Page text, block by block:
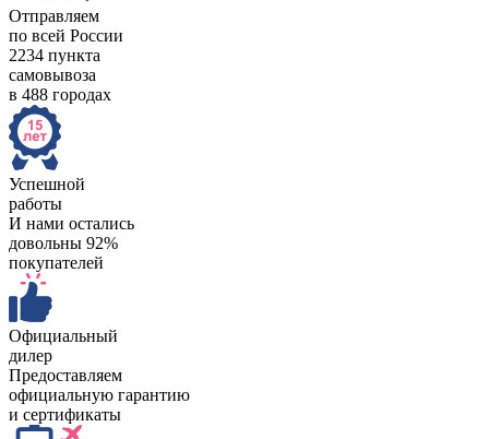
Отправляем
по всей России
2234 пункта
самовывоза
в 488 городах
Успешной
работы
И нами остались
довольны 92%
покупателей
Официальный
дилер
Предоставляем
официальную гарантию
и сертификаты